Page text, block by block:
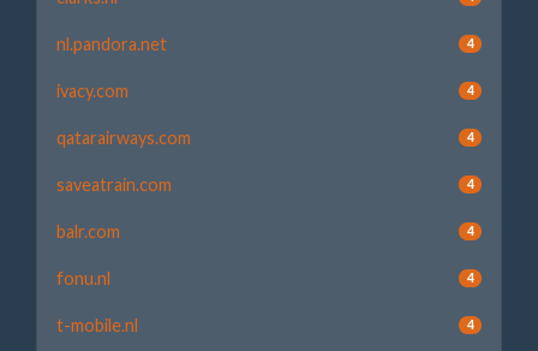
nl.pandora.net 4
ivacy.com 4
qatarairways.com 4
saveatrain.com 4
balr.com 4
fonu.nl 4
t-mobile.nl 4